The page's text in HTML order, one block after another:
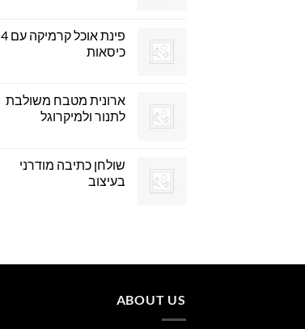
פינת אוכל קרמיקה עם 4
כיסאות
ארונית מטבח משולבת
לתנור ולמיקרוגל
שולחן כתיבה מודרני
בעיצוב
ABOUT US